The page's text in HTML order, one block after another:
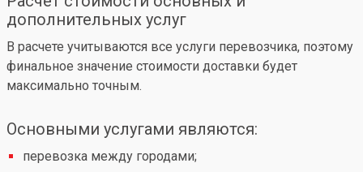
дополнительных услуг
В расчете учитываются все услуги перевозчика, поэтому
финальное значение стоимости доставки будет
максимально точным.
Основными услугами являются:
перевозка между городами;